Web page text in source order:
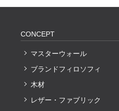
CONCEPT
マスターウォール
ブランドフィロソフィ
木材
レザー・ファブリック